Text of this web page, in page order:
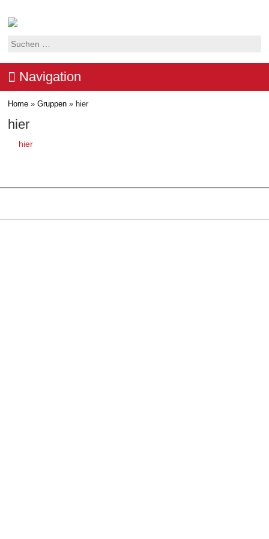
Suchen
Navigation
Home » Gruppen » hier
hier
hier